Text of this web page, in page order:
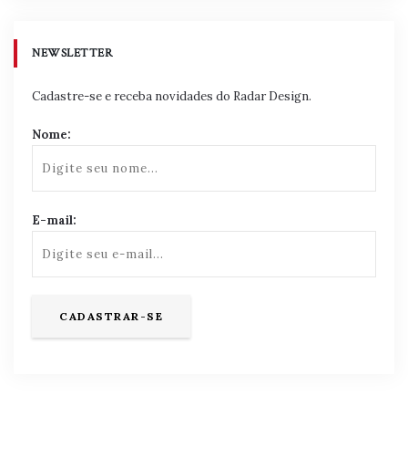
NEWSLETTER
Cadastre-se e receba novidades do Radar Design.
Nome:
E-mail: